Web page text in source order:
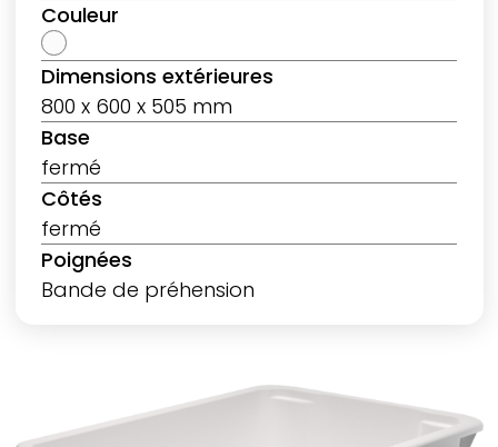
Couleur
Dimensions extérieures
800 x 600 x 505 mm
Base
fermé
Côtés
fermé
Poignées
Bande de préhension